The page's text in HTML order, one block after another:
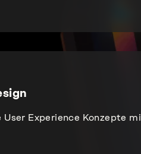
Experience Konzepte